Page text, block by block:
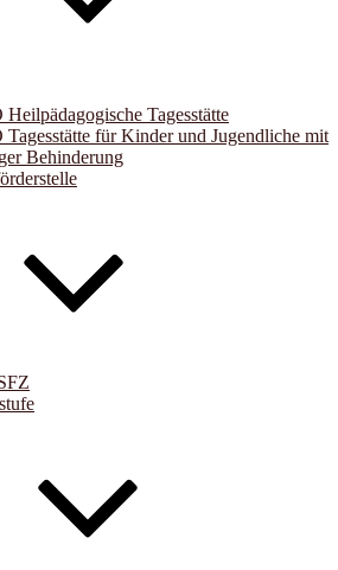
Heilpädagogische Tagesstätte
Tagesstätte für Kinder und Jugendliche mit
Behinderung